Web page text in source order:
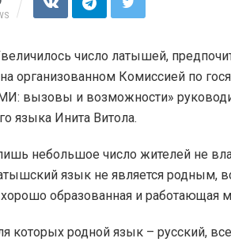
число латышей,
организованном Комиссией по
вызовы и возможности»
языка Инита Витола.
небольшое число жителей не
язык не является родным,
образованная и работающая
которых родной язык – русский,